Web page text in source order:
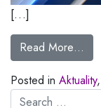
[…]
Read More…
Posted in Aktuality,
Search